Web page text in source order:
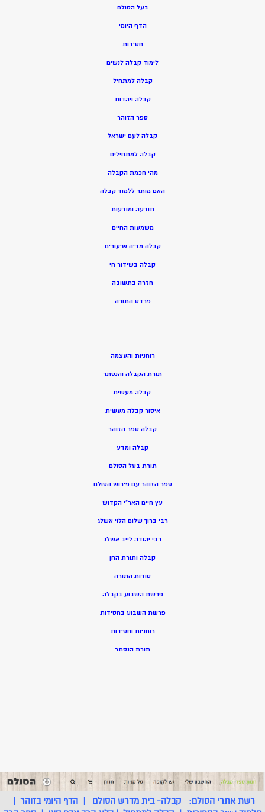
בעל הסולם
הדף היומי
חסידות
לימוד קבלה לנשים
קבלה למתחיל
קבלה ויהדות
ספר הזוהר
קבלה לעם ישראל
קבלה למתחילים
מהי חכמת הקבלה
האם מותר ללמוד קבלה
תודעה ומודעות
משמעות החיים
קבלה מדיה שיעורים
קבלה בשידור חי
חזרה בתשובה
פרדס התורה
רוחניות והעצמה
תורת הקבלה והנסתר
קבלה מעשית
איסור קבלה מעשית
קבלה ספר הזוהר
קבלה ומדע
תורת בעל הסולם
ספר הזוהר עם פירוש הסולם
עץ חיים האר”י הקדוש
רבי ברוך שלום הלוי אשלג
רבי יהודה לייב אשלג
קבלה ותורת החן
סודות התורה
פרשת השבוע בקבלה
פרשת השבוע בחסידות
רוחניות וחסידות
תורת הנסתר
רשת אתרי הסולם: קבלה- בית מדרש הסולם |הדף היומי בזוהר |